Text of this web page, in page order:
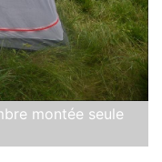
montée seule